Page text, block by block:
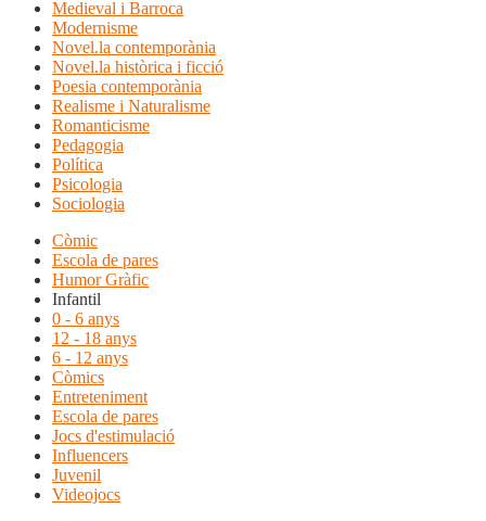
Medieval i Barroca
Modernisme
Novel.la contemporània
Novel.la històrica i ficció
Poesia contemporània
Realisme i Naturalisme
Romanticisme
Pedagogia
Política
Psicologia
Sociologia
Còmic
Escola de pares
Humor Gràfic
Infantil
0 - 6 anys
12 - 18 anys
6 - 12 anys
Còmics
Entreteniment
Escola de pares
Jocs d'estimulació
Influencers
Juvenil
Videojocs